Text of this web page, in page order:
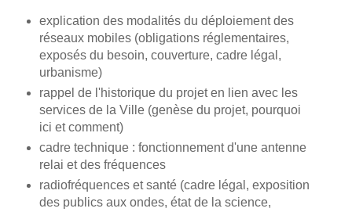
explication des modalités du déploiement des
réseaux mobiles (obligations réglementaires,
exposés du besoin, couverture, cadre légal,
urbanisme)
rappel de l'historique du projet en lien avec les
services de la Ville (genèse du projet, pourquoi
ici et comment)
cadre technique : fonctionnement d'une antenne
relai et des fréquences
radiofréquences et santé (cadre légal, exposition
des publics aux ondes, état de la science,